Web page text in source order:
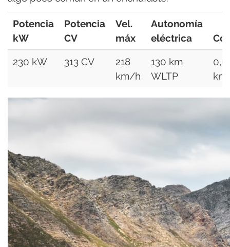
Potencia
kW
Potencia
CV
Vel.
máx
Autonomía
eléctrica
230 kW 313 CV
218
km/h
130 km
WLTP
km